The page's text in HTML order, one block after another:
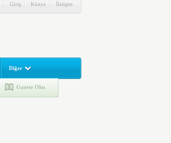
Giriş Künye İletişim
Diğer
Gazete Oku